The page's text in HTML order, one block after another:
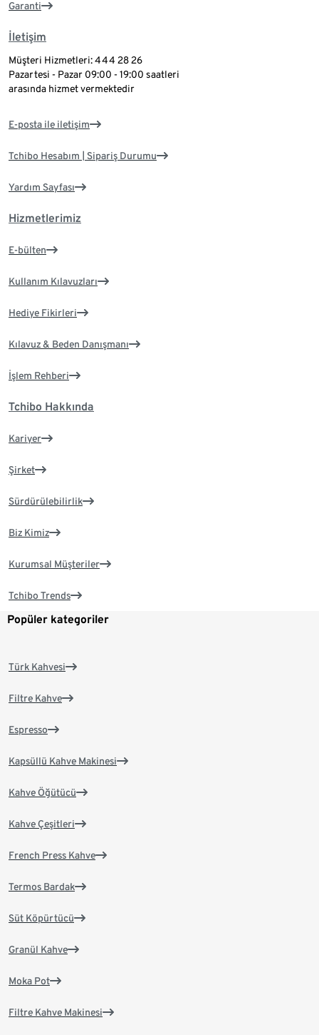
Garanti
İletişim
Müşteri Hizmetleri: 444 28 26
Pazartesi - Pazar 09:00 - 19:00 saatleri
arasında hizmet vermektedir
E-posta ile iletişim
Tchibo Hesabım | Sipariş Durumu
Yardım Sayfası
Hizmetlerimiz
E-bülten
Kullanım Kılavuzları
Hediye Fikirleri
Kılavuz & Beden Danışmanı
İşlem Rehberi
Tchibo Hakkında
Kariyer
Şirket
Sürdürülebilirlik
Biz Kimiz
Kurumsal Müşteriler
Tchibo Trends
Popüler kategoriler
Türk Kahvesi
Filtre Kahve
Espresso
Kapsüllü Kahve Makinesi
Kahve Öğütücü
Kahve Çeşitleri
French Press Kahve
Termos Bardak
Süt Köpürtücü
Granül Kahve
Moka Pot
Filtre Kahve Makinesi